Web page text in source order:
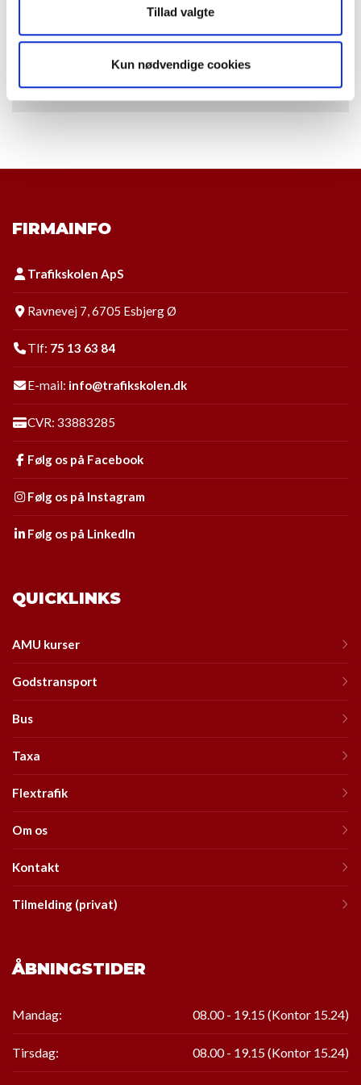
Tillad valgte
Kun nødvendige cookies
FIRMAINFO
Trafikskolen ApS
Ravnevej 7, 6705 Esbjerg Ø
Tlf: 75 13 63 84
E-mail: info@trafikskolen.dk
CVR: 33883285
Følg os på Facebook
Følg os på Instagram
Følg os på LinkedIn
QUICKLINKS
AMU kurser
Godstransport
Bus
Taxa
Flextrafik
Om os
Kontakt
Tilmelding (privat)
ÅBNINGSTIDER
Mandag: 08.00 - 19.15 (Kontor 15.24)
Tirsdag: 08.00 - 19.15(Kontor 15.24)